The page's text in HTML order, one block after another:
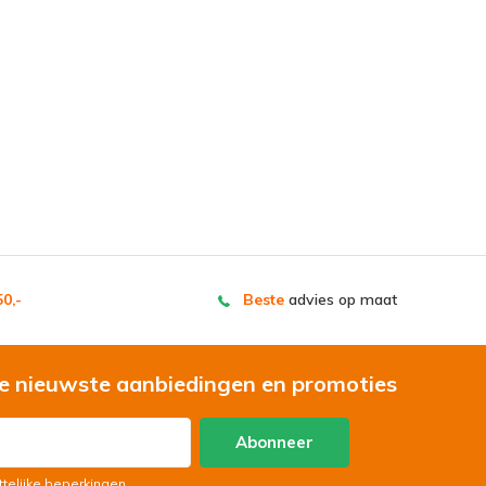
Beste advies op maat
nieuwste aanbiedingen en promoties
Abonneer